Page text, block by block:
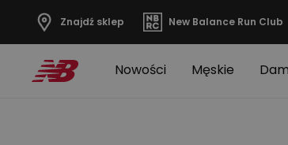
Znajdź sklep New Balance Run Club
Nowości Męskie